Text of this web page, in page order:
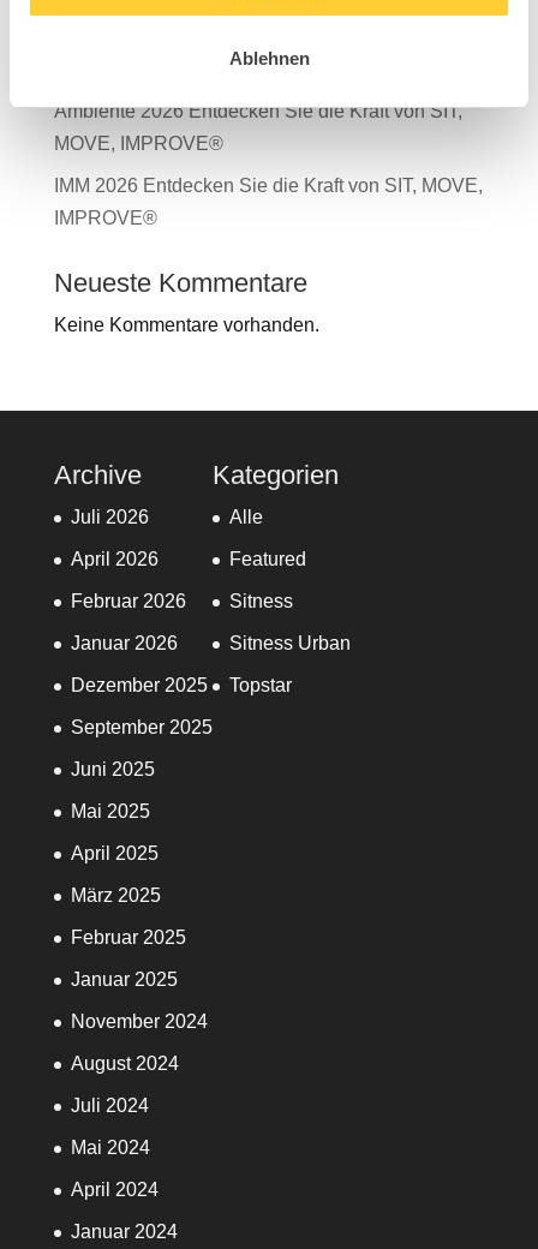
Ablehnen
TDR – Tag der Rückengesundheit 2026
Ambiente 2026 Entdecken Sie die Kraft von SIT,
MOVE, IMPROVE®
IMM 2026 Entdecken Sie die Kraft von SIT, MOVE,
IMPROVE®
Neueste Kommentare
Keine Kommentare vorhanden.
Archive
Juli 2026
April 2026
Februar 2026
Januar 2026
Dezember 2025
September 2025
Juni 2025
Mai 2025
April 2025
März 2025
Februar 2025
Januar 2025
November 2024
August 2024
Juli 2024
Mai 2024
April 2024
Januar 2024
Kategorien
Alle
Featured
Sitness
Sitness Urban
Topstar